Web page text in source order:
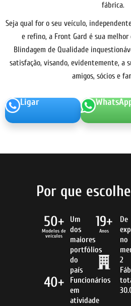
fábrica.
Seja qual for o seu veículo,
e refino, a Front Gard é sua
Blindagem de Qualidade
satisfação, visando, evidentemente, a
amigos, sócios e
Ligar
Por que
50+
Modelos de
veículos
Um
dos
maiores
portfólios
do
país
40+
Funcionários
em
atividade
19+
Anos
De
no
2